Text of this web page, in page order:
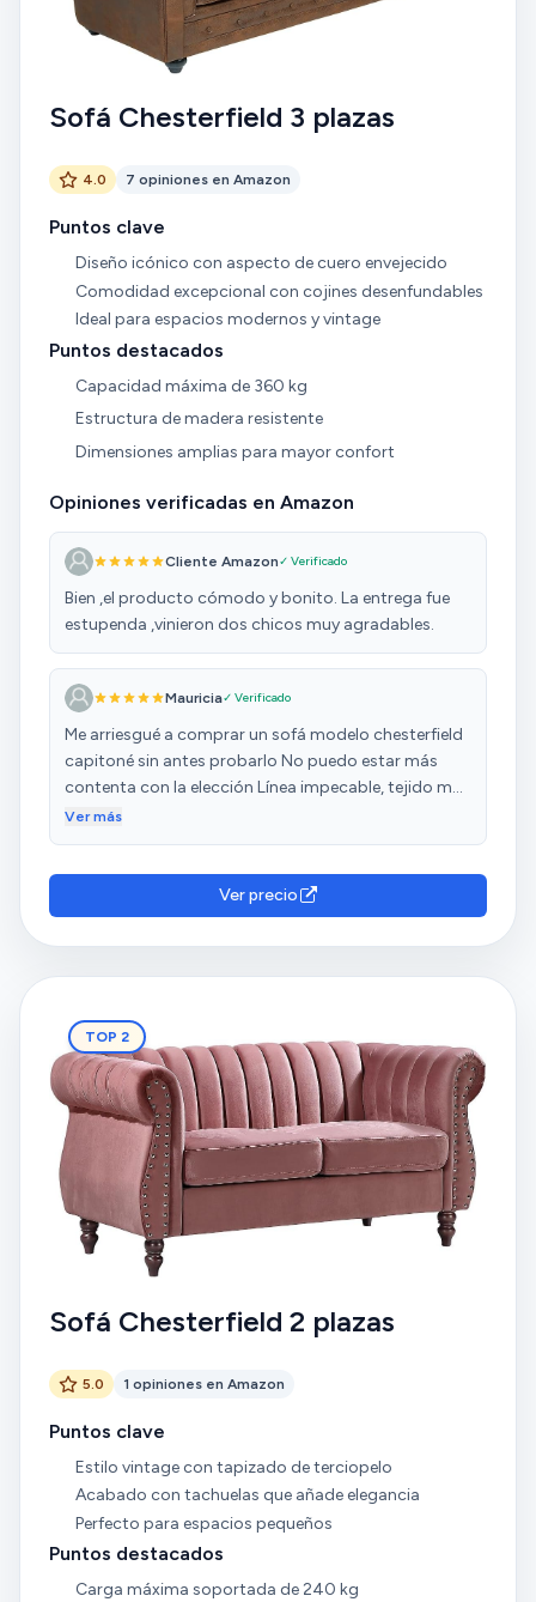
Sofá Chesterfield 3 plazas
4.0 7 opiniones en Amazon
Puntos clave
Diseño icónico con aspecto de cuero envejecido
Comodidad excepcional con cojines desenfundables
Ideal para espacios modernos y vintage
Puntos destacados
Capacidad máxima de 360 kg
Estructura de madera resistente
Dimensiones amplias para mayor confort
Opiniones verificadas en Amazon
Cliente Amazon✓ Verificado
Bien ,el producto cómodo y bonito. La entrega fue
estupenda ,vinieron dos chicos muy agradables.
Mauricia✓ Verificado
Me arriesgué a comprar un sofá modelo chesterfield
capitoné sin antes probarlo No puedo estar más
contenta con la elección Línea impecable, tejido muy
agradable al tacto, dureza en la sentada lo q lo hace
Ver más
Ver precio
TOP 2
Sofá Chesterfield 2 plazas
5.0 1 opiniones en Amazon
Puntos clave
Estilo vintage con tapizado de terciopelo
Acabado con tachuelas que añade elegancia
Perfecto para espacios pequeños
Puntos destacados
Carga máxima soportada de 240 kg